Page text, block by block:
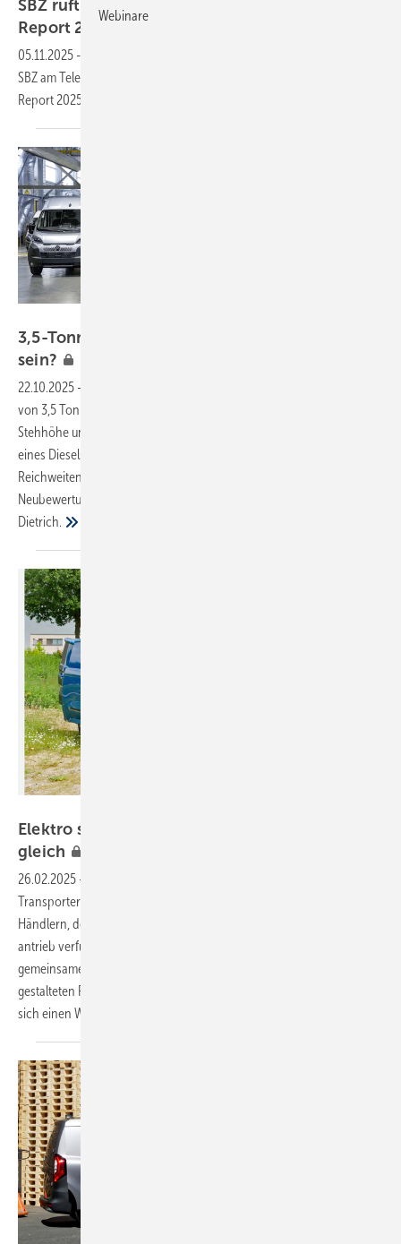
SBZ ruft an – Folge 4: TÜV-Nutzfahrzeug-
Report 2025
05.11.2025 -
SBZ am Telefon mit Richard Goebelt vom TÜV über den Nutzfahrzeug-
Report 2025.
3,5-To nner Kastenwagen: Darf es etwas mehr
sein?
22.10.2025 -
von 3,5 Tonnen können einen sehr großzügigen Laderaum mit
Stehhöhe unter dem Hochdach bieten. Inzwischen könnte es statt
eines Diesels auch ein Stromer sein. Wenn Anschaffungspreis und
Reichweitenangst bisher als Hürden galten, lohnt sich eine
Neubewertung. 13 Modelle umfasst die Marktübersicht von Thomas
Dietrich.
Elektro statt Verbrenner: ähnlich, aber nicht
gleich
26.02.2025 -
Transporter T7 rollen als Newcomer im Frühjahr 2025 zu den
Händlern, denn neben Verbrennerversionen ist jetzt auch der Elektro­
antrieb verfügbar. Die kompakten Transporter basieren auf einem
gemeinsamen Konzept, doch schon mit der verblüffend anders
gestalteten Front drückt jede Marke Eigenständigkeit aus – und liefert
sich einen Wettbewerb um den Zuspruch bei den
Webinare